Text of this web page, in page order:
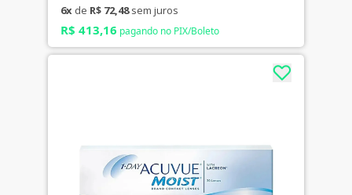
6xde R$ 72,48sem juros
R$ 413,16 pagando no PIX/Boleto